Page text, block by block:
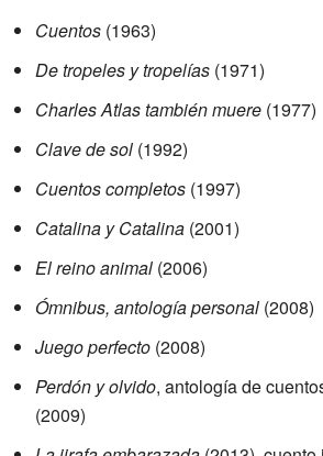
Cuentos (1963)
De tropeles y tropelías (1971)
Charles Atlas también muere (1977)
Clave de sol (1992)
Cuentos completos (1997)
Catalina y Catalina (2001)
El reino animal (2006)
Ómnibus, antología personal (2008)
Juego perfecto (2008)
Perdón y olvido, antología de
(2009)